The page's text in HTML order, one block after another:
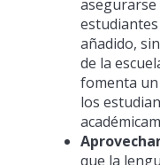
asegurarse
añadido,
de la
fomenta
los
que la